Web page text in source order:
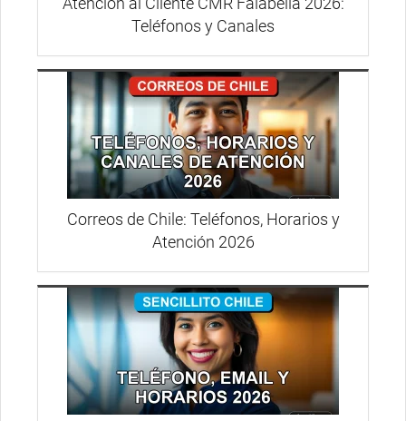
Teléfonos y Canales
Correos de Chile: Teléfonos, Horarios y
Atención 2026